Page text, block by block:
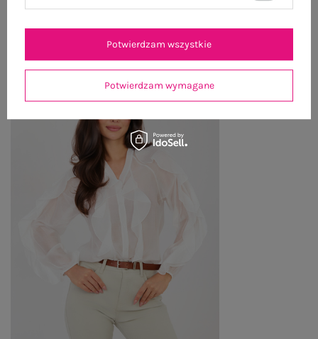
Potwierdzam wymagane
Potwierdzam wszystkie